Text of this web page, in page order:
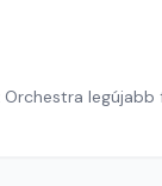
legújabb